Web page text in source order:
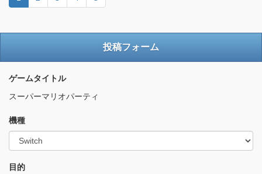
投稿フォーム
ゲームタイトル
スーパーマリオパーティ
機種
目的